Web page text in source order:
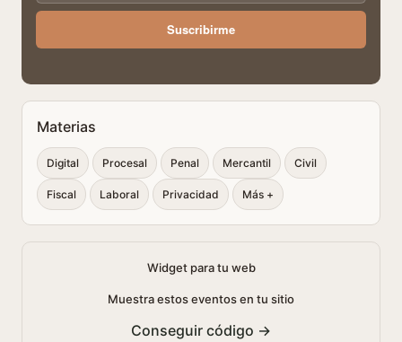
Suscribirme
Materias
Digital Procesal Penal Mercantil Civil
Fiscal Laboral Privacidad Más +
Widget para tu web
Muestra estos eventos en tu sitio
Conseguir código →